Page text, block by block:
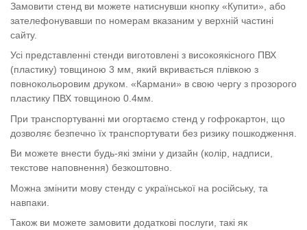
Замовити стенд ви можете натиснувши кнопку «Купити», або
зателефонувавши по номерам вказаним у верхній частині
сайту.
Усі представленні стенди виготовлені з високоякісного ПВХ
(пластику) товщиною 3 мм, який вкривається плівкою з
повнокольоровим друком. «Кармани» в свою чергу з прозорого
пластику ПВХ товщиною 0.4мм.
При транспортуванні ми огортаємо стенд у гофрокартон, що
дозволяє безпечно їх транспортувати без ризику пошкодження.
Ви можете внести будь-які зміни у дизайн (колір, надписи,
текстове наповнення) безкоштовно.
Можна змінити мову стенду с української на російську, та
навпаки.
Також ви можете замовити додаткові послуги, такі як